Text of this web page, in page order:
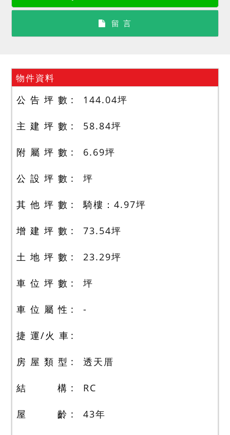
留 言
物件資料
公 告 坪 數 144.04坪
主 建 坪 數 58.84坪
附 屬 坪 數 6.69坪
公 設 坪 數 坪
其 他 坪 數 騎樓：4.97坪
增 建 坪 數 73.54坪
土 地 坪 數 23.29坪
車 位 坪 數 坪
車 位 屬 性 -
捷 運/火 車
房 屋 類 型 透天厝
結 構 RC
屋 齡 43年